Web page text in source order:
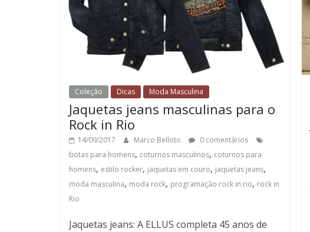
Coleção Dicas Moda Masculina
Jaquetas jeans masculinas para o
Rock in Rio
14/09/2017 Marco Belloto
0 comentários
botas para homens, coturnos masculinos, coturnos para
homens, estilo rocker, jaquetas em couro, jaquetas jeans,
moda masculina, moda rock, programação rock in rio, rock in
Rio
Jaquetas jeans: A ELLUS completa 45 anos de